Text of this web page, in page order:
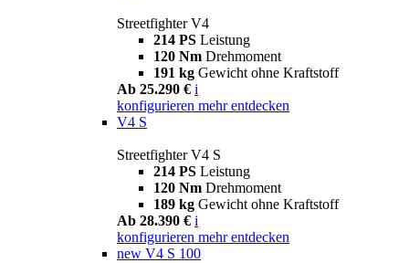
Streetfighter V4
214 PS Leistung
120 Nm Drehmoment
191 kg Gewicht ohne Kraftstoff
Ab 25.290 € i
konfigurieren mehr entdecken
V4 S
Streetfighter V4 S
214 PS Leistung
120 Nm Drehmoment
189 kg Gewicht ohne Kraftstoff
Ab 28.390 € i
konfigurieren mehr entdecken
new V4 S 100